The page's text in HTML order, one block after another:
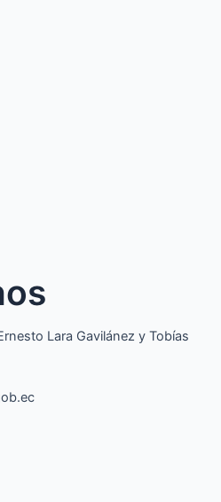
Lara Gavilánez y Tobías